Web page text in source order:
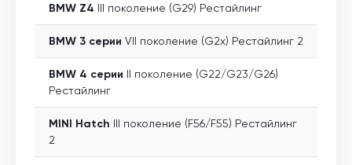
BMW Z4 III поколение (G29) Рестайлинг
BMW 3 серии VII поколение (G2x) Рестайлинг 2
BMW 4 серии II поколение (G22/G23/G26)
Рестайлинг
MINI Hatch III поколение (F56/F55) Рестайлинг
2